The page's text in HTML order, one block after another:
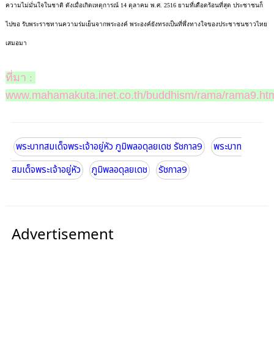
ความไม่มั่นใจในชาติ ดังเมื่อเกิดเหตุการณ์ 14 ตุลาคม พ.ศ. 2516 ยามที่เดือดร้อนที่สุด ประชาชนก็
ไปขอ รับพระราชทานความร่มเย็นจากพระองค์ พระองค์ยังทรงเป็นที่พึ่งทางใจของประชาชนชาวไทย
เสมอมา
ที่มา :
www.mahamakuta.inet.co.th/buddhism/rama/
พระบาทสมเด็จพระเจ้าอยู่หัว ภูมิพลอดุลยเดช รัชกาล9
พระบาท
สมเด็จพระเจ้าอยู่หัว
ภูมิพลอดุลยเดช รัชกาล9
Advertisement